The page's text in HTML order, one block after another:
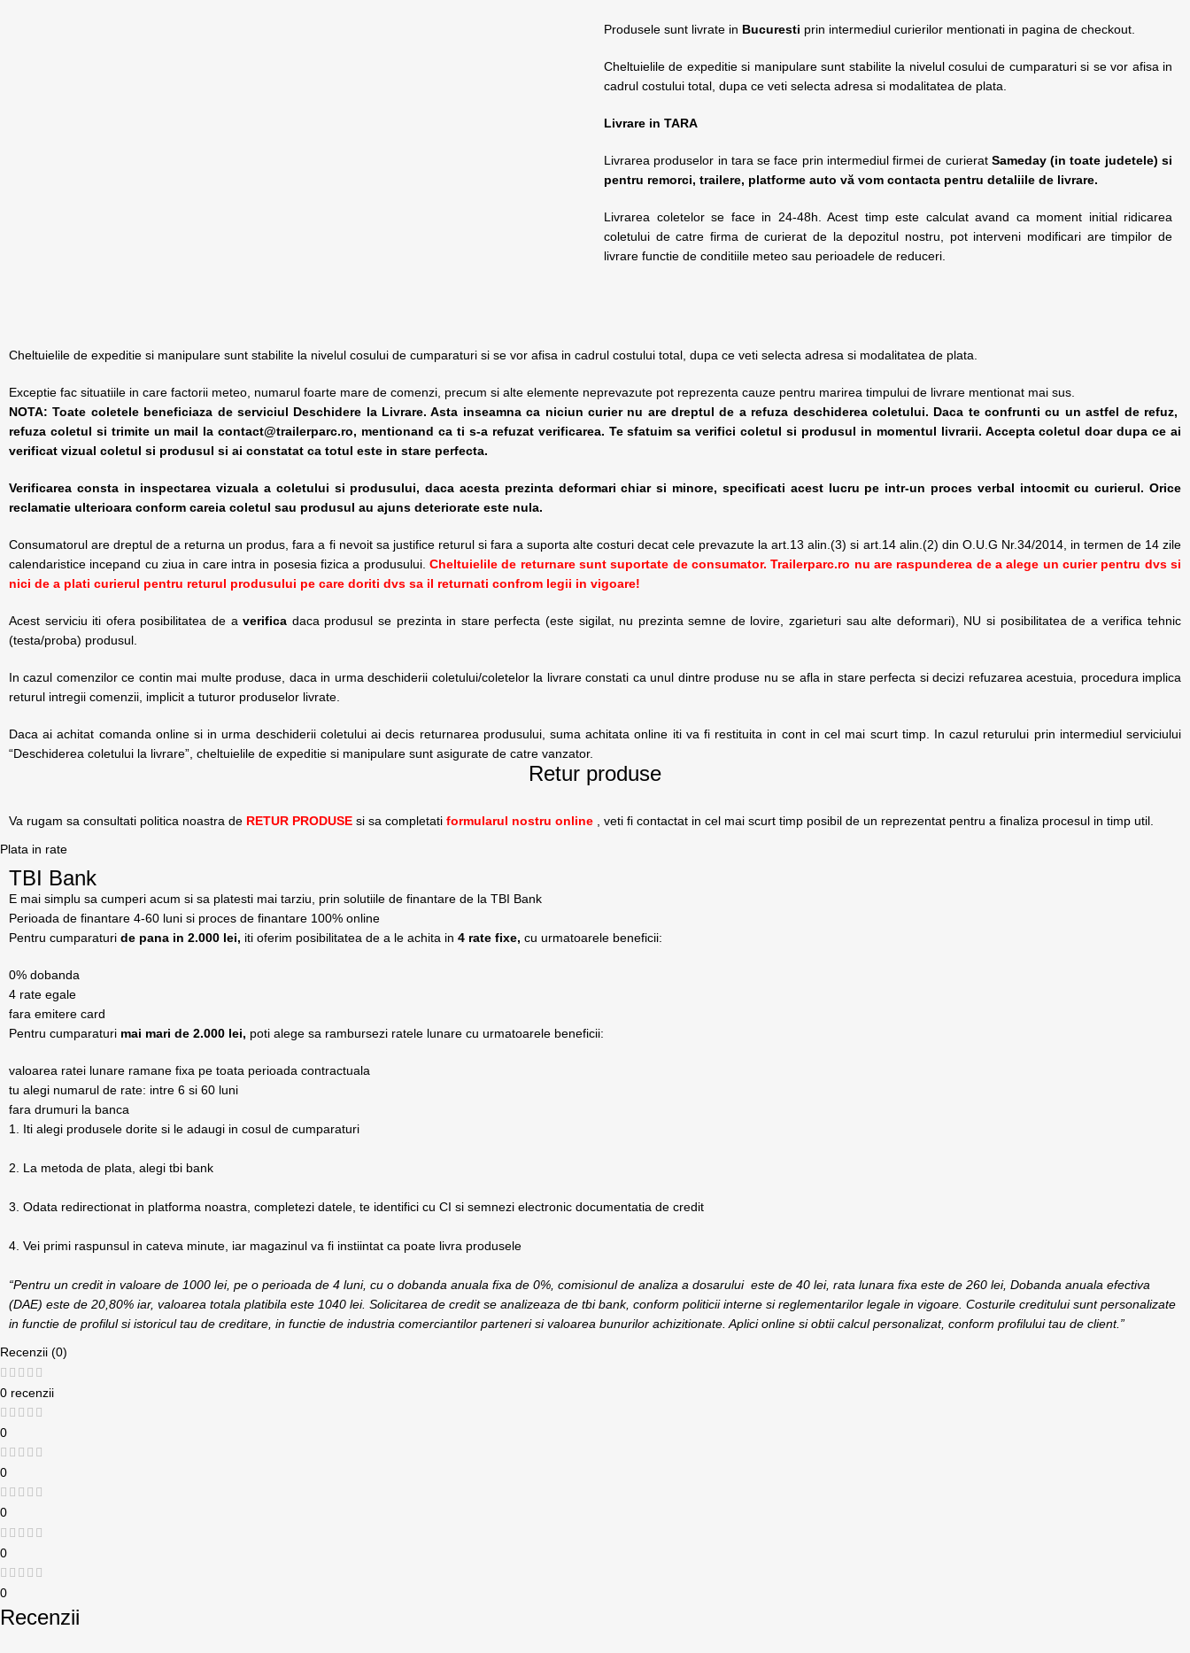
Produsele sunt livrate in Bucuresti prin intermediul curierilor mentionati in pagina de checkout.
Cheltuielile de expeditie si manipulare sunt stabilite la nivelul cosului de cumparaturi si se vor afisa in
cadrul costului total, dupa ce veti selecta adresa si modalitatea de plata.
Livrare in TARA
Livrarea produselor in tara se face prin intermediul firmei de curieratSameday (in toate judetele) si
pentru remorci, trailere, platforme auto vă vom contacta pentru detaliile de livrare.
Livrarea coletelor se face in 24-48h. Acest timp este calculat avand ca moment initial ridicarea
coletului de catre firma de curierat de la depozitul nostru, pot interveni modificari are timpilor de
livrare functie de conditiile meteo sau perioadele de reduceri.
Cheltuielile de expeditie si manipulare sunt stabilite la nivelul cosului de cumparaturi si se vor afisa in cadrul costului total, dupa ce veti selecta adresa si modalitatea de plata.
Exceptie fac situatiile in care factorii meteo, numarul foarte mare de comenzi, precum si alte elemente neprevazute pot reprezenta cauze pentru marirea timpului de livrare mentionat mai sus.
NOTA:Toate coletele beneficiaza de serviciul Deschidere la Livrare. Asta inseamna ca niciun curier nu are dreptul de a refuza deschiderea coletului. Daca te confrunti cu un astfel de refuz,
refuza coletul si trimite un mail la contact@trailerparc.ro, mentionand ca ti s-a refuzat verificarea. Te sfatuim sa verifici coletul si produsul in momentul livrarii. Accepta coletul doar dupa ce ai
verificat vizual coletul si produsul si ai constatat ca totul este in stare perfecta.
Verificarea consta in inspectarea vizuala a coletului si produsului, daca acesta prezinta deformari chiar si minore, specificati acest lucru pe intr-un proces verbal intocmit cu curierul. Orice
reclamatie ulterioara conform careia coletul sau produsul au ajuns deteriorate este nula.
Consumatorul are dreptul de a returna un produs, fara a fi nevoit sa justifice returul si fara a suporta alte costuri decat cele prevazute la art.13 alin.(3) si art.14 alin.(2) din O.U.G Nr.34/2014, in termen de 14 zile
calendaristice incepand cu ziua in care intra in posesia fizica a produsului. Cheltuielile de returnare sunt suportate de consumator. Trailerparc.ro nu are raspunderea de a alege un curier pentru dvs si
nici de a plati curierul pentru returul produsului pe care doriti dvs sa il returnati confrom legii in vigoare!
Acest serviciu iti ofera posibilitatea de averifica daca produsul se prezinta in stare perfecta (este sigilat, nu prezinta semne de lovire, zgarieturi sau alte deformari), NU si posibilitatea de a verifica tehnic
(testa/proba) produsul.
In cazul comenzilor ce contin mai multe produse, daca in urma deschiderii coletului/coletelor la livrare constati ca unul dintre produse nu se afla in stare perfecta si decizi refuzarea acestuia, procedura implica
returul intregii comenzii, implicit a tuturor produselor livrate.
Daca ai achitat comanda online si in urma deschiderii coletului ai decis returnarea produsului, suma achitata online iti va fi restituita in cont in cel mai scurt timp. In cazul returului prin intermediul serviciului
“Deschiderea coletului la livrare”, cheltuielile de expeditie si manipulare sunt asigurate de catre vanzator.
Retur produse
Va rugam sa consultati politica noastra de RETUR PRODUSE si sa completati formularul nostru online , veti fi contactat in cel mai scurt timp posibil de un reprezentat pentru a finaliza procesul in timp util.
Plata in rate
TBI Bank
E mai simplu sa cumperi acum si sa platesti mai tarziu, prin solutiile de finantare de la TBI Bank
Perioada de finantare 4-60 luni si proces de finantare 100% online
Pentru cumparaturi de pana in 2.000 lei, iti oferim posibilitatea de a le achita in 4 rate fixe, cu urmatoarele beneficii:
0% dobanda
4 rate egale
fara emitere card
Pentru cumparaturi mai mari de 2.000 lei, poti alege sa rambursezi ratele lunare cu urmatoarele beneficii:
valoarea ratei lunare ramane fixa pe toata perioada contractuala
tu alegi numarul de rate: intre 6 si 60 luni
fara drumuri la banca
1. Iti alegi produsele dorite si le adaugi in cosul de cumparaturi
2. La metoda de plata, alegi tbi bank
3. Odata redirectionat in platforma noastra, completezi datele, te identifici cu CI si semnezi electronic documentatia de credit
4. Vei primi raspunsul in cateva minute, iar magazinul va fi instiintat ca poate livra produsele
“Pentru un credit in valoare de 1000 lei, pe o perioada de 4 luni, cu o dobanda anuala fixa de 0%, comisionul de analiza a dosarului este de 40 lei, rata lunara fixa este de 260 lei, Dobanda anuala efectiva
(DAE) este de 20,80% iar, valoarea totala platibila este 1040 lei. Solicitarea de credit se analizeaza de tbi bank, conform politicii interne si reglementarilor legale in vigoare. Costurile creditului sunt personalizate
in functie de profilul si istoricul tau de creditare, in functie de industria comerciantilor parteneri si valoarea bunurilor achizitionate. Aplici online si obtii calcul personalizat, conform profilului tau de client.”
Recenzii (0)
0 recenzii
0
0
0
0
0
Recenzii